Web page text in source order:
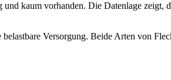
kaum vorhanden. Die Datenlage zeigt,
Versorgung. Beide Arten von